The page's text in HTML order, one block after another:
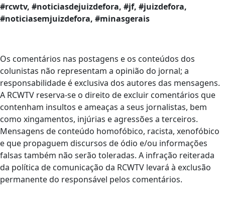
#rcwtv, #noticiasdejuizdefora, #jf, #juizdefora,
#noticiasemjuizdefora, #minasgerais
Os comentários nas postagens e os conteúdos dos
colunistas não representam a opinião do jornal; a
responsabilidade é exclusiva dos autores das mensagens.
A RCWTV reserva-se o direito de excluir comentários que
contenham insultos e ameaças a seus jornalistas, bem
como xingamentos, injúrias e agressões a terceiros.
Mensagens de conteúdo homofóbico, racista, xenofóbico
e que propaguem discursos de ódio e/ou informações
falsas também não serão toleradas. A infração reiterada
da política de comunicação da RCWTV levará à exclusão
permanente do responsável pelos comentários.